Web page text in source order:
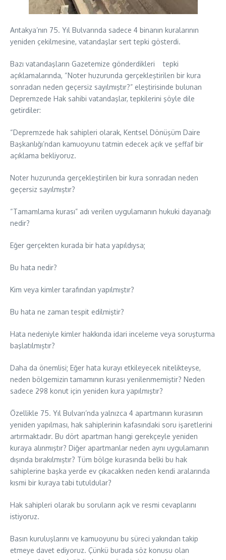
Antakya’nın 75. Yıl Bulvarında sadece 4 binanın kuralarının
yeniden çekilmesine, vatandaşlar sert tepki gösterdi.
Bazı vatandaşların Gazetemize gönderdikleri tepki
açıklamalarında, “Noter huzurunda gerçekleştirilen bir kura
sonradan neden geçersiz sayılmıştır?” eleştirisinde bulunan
Depremzede Hak sahibi vatandaşlar, tepkilerini şöyle dile
getirdiler:
“Depremzede hak sahipleri olarak, Kentsel Dönüşüm Daire
Başkanlığı’ndan kamuoyunu tatmin edecek açık ve şeffaf bir
açıklama bekliyoruz.
Noter huzurunda gerçekleştirilen bir kura sonradan neden
geçersiz sayılmıştır?
“Tamamlama kurası” adı verilen uygulamanın hukuki dayanağı
nedir?
Eğer gerçekten kurada bir hata yapıldıysa;
Bu hata nedir?
Kim veya kimler tarafından yapılmıştır?
Bu hata ne zaman tespit edilmiştir?
Hata nedeniyle kimler hakkında idari inceleme veya soruşturma
başlatılmıştır?
Daha da önemlisi; Eğer hata kurayı etkileyecek nitelikteyse,
neden bölgemizin tamamının kurası yenilenmemiştir? Neden
sadece 298 konut için yeniden kura yapılmıştır?
Özellikle 75. Yıl Bulvarı’nda yalnızca 4 apartmanın kurasının
yeniden yapılması, hak sahiplerinin kafasındaki soru işaretlerini
artırmaktadır. Bu dört apartman hangi gerekçeyle yeniden
kuraya alınmıştır? Diğer apartmanlar neden aynı uygulamanın
dışında bırakılmıştır? Tüm bölge kurasında belki bu hak
sahiplerine başka yerde ev çıkacakken neden kendi aralarında
kısmi bir kuraya tabi tutuldular?
Hak sahipleri olarak bu soruların açık ve resmi cevaplarını
istiyoruz.
Basın kuruluşlarını ve kamuoyunu bu süreci yakından takip
etmeye davet ediyoruz. Çünkü burada söz konusu olan